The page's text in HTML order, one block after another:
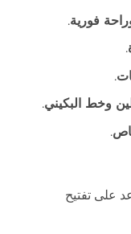
فورية.
.
.
وخط البكيني.
.
على تفتيح